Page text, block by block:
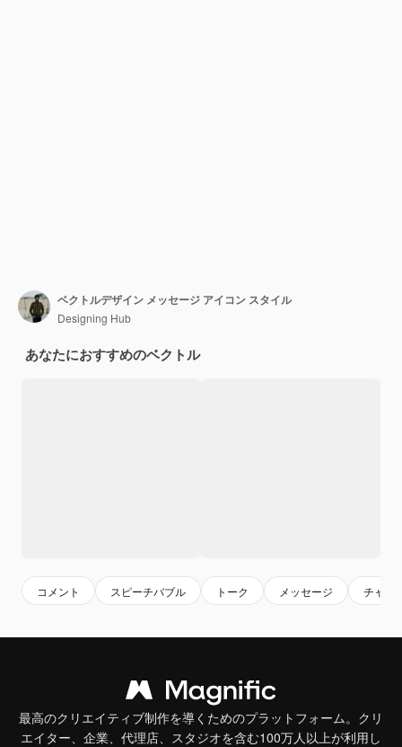
ベクトルデザイン メッセージ アイコン スタイル
Designing Hub
あなたにおすすめのベクトル
コメント スピーチバブル トーク メッセージ チャッ
最高のクリエイティブ制作を導くためのプラットフォーム。クリ
エイター、企業、代理店、スタジオを含む100万人以上が利用し